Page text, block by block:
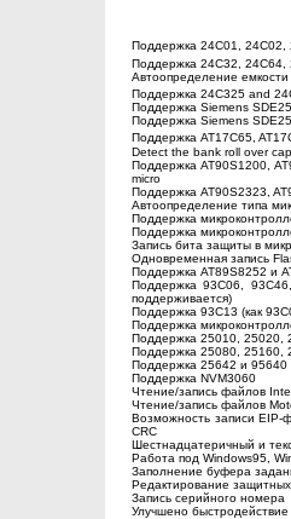
Поддержка 24С01, 24C02,
Поддержка 24C32, 24C64,
Автоопределение
Поддержка 24C325 and
Поддержка Siemens
Поддержка Siemens
Поддержка AT17C65,
Detect the bank roll over
Поддержка AT90S1200,
micro
Поддержка AT90S2323,
Автоопределение типа
Поддержка
Поддержка
Запись бита защиты в
Одновременная запись
Поддержка AT89S8252 и
Поддержка 93C06,
поддерживается)
Поддержка 93C13 (как
Поддержка
Поддержка 25010, 25020,
Поддержка 25080, 25160,
Поддержка 25642 и 95640
Поддержка NVM3060
Чтение/запись файлов
Чтение/запись файлов
Возможность записи EІP-
CRC
Шестнадцатеричный и
Работа под Windows95,
Заполнение буфера
Редактирование
Запись серийного номера
Улучшено